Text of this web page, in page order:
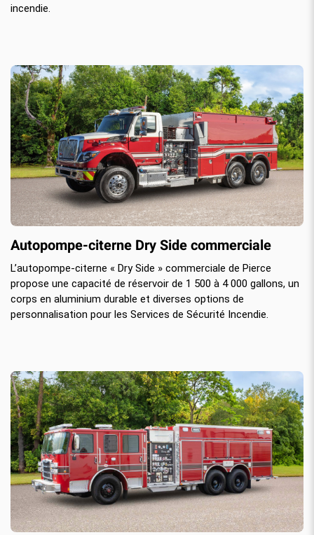
incendie.
Autopompe-citerne Dry Side commerciale
L’autopompe-citerne « Dry Side » commerciale de Pierce
propose une capacité de réservoir de 1 500 à 4 000 gallons, un
corps en aluminium durable et diverses options de
personnalisation pour les Services de Sécurité Incendie.